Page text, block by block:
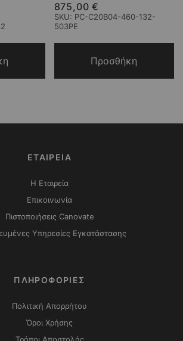
875,00 €
SKU: PC-C20B04-460-132-
503PE
Προσθήκη
ΕΤΑΙΡΕΙΑ
Η Εταιρεία
Επικοινωνία
Πιστοποιήσεις Canovate
Υπηρεσίες Εγκατάστασης
ΠΛΗΡΟΦΟΡΙΕΣ
Πολιτική Απορρήτου
Όροι Χρήσης